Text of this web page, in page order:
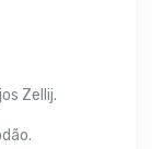
Zellij.